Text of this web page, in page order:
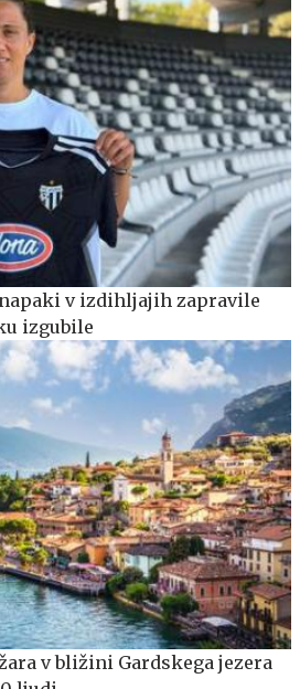
v izdihljajih zapravile
izgubile
v bližini Gardskega jezera